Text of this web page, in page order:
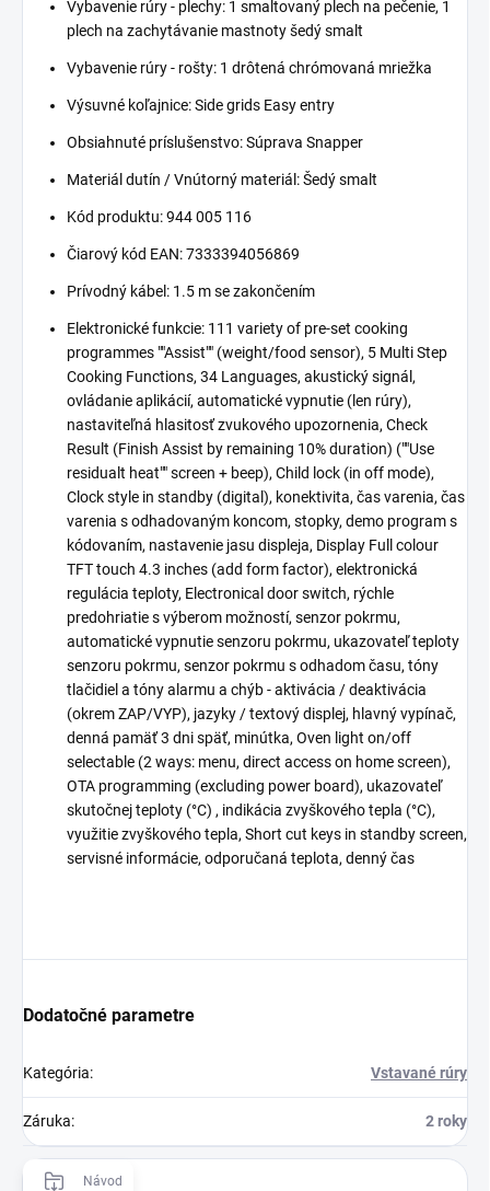
Vybavenie rúry - plechy: 1 smaltovaný plech na pečenie, 1
plech na zachytávanie mastnoty šedý smalt
Vybavenie rúry - rošty: 1 drôtená chrómovaná mriežka
Výsuvné koľajnice: Side grids Easy entry
Obsiahnuté príslušenstvo: Súprava Snapper
Materiál dutín / Vnútorný materiál: Šedý smalt
Kód produktu: 944 005 116
Čiarový kód EAN: 7333394056869
Prívodný kábel: 1.5 m se zakončením
Elektronické funkcie: 111 variety of pre-set cooking
programmes ""Assist"" (weight/food sensor), 5 Multi Step
Cooking Functions, 34 Languages, akustický signál,
ovládanie aplikácií, automatické vypnutie (len rúry),
nastaviteľná hlasitosť zvukového upozornenia, Check
Result (Finish Assist by remaining 10% duration) (""Use
residualt heat"" screen + beep), Child lock (in off mode),
Clock style in standby (digital), konektivita, čas varenia, čas
varenia s odhadovaným koncom, stopky, demo program s
kódovaním, nastavenie jasu displeja, Display Full colour
TFT touch 4.3 inches (add form factor), elektronická
regulácia teploty, Electronical door switch, rýchle
predohriatie s výberom možností, senzor pokrmu,
automatické vypnutie senzoru pokrmu, ukazovateľ teploty
senzoru pokrmu, senzor pokrmu s odhadom času, tóny
tlačidiel a tóny alarmu a chýb - aktivácia / deaktivácia
(okrem ZAP/VYP), jazyky / textový displej, hlavný vypínač,
denná pamäť 3 dni späť, minútka, Oven light on/off
selectable (2 ways: menu, direct access on home screen),
OTA programming (excluding power board), ukazovateľ
skutočnej teploty (°C) , indikácia zvyškového tepla (°C),
využitie zvyškového tepla, Short cut keys in standby screen,
servisné informácie, odporučaná teplota, denný čas
Dodatočné parametre
Kategória: Vstavané rúry
Záruka: 2 roky
Návod